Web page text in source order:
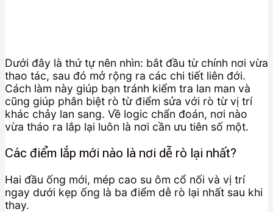
Dưới đây là thứ tự nên nhìn: bắt đầu từ chính nơi vừa
thao tác, sau đó mở rộng ra các chi tiết liên đới.
Cách làm này giúp bạn tránh kiểm tra lan man và
cũng giúp phân biệt rò từ điểm sửa với rò từ vị trí
khác chảy lan sang. Về logic chẩn đoán, nơi nào
vừa tháo ra lắp lại luôn là nơi cần ưu tiên số một.
Các điểm lắp mới nào là nơi dễ rò lại nhất?
Hai đầu ống mới, mép cao su ôm cổ nối và vị trí
ngay dưới kẹp ống là ba điểm dễ rò lại nhất sau khi
thay.